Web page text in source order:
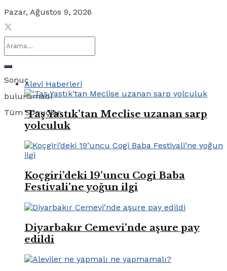
Pazar, Ağustos 9, 2026
Sonuç
bulunamadı
Tüm Sonuçlar
Alevi Haberleri
‘Taş Yastık’tan Meclise uzanan sarp
yolculuk
Koçgiri’deki 19’uncu Cogi Baba
Festivali’ne yoğun ilgi
Diyarbakır Cemevi’nde aşure pay
edildi